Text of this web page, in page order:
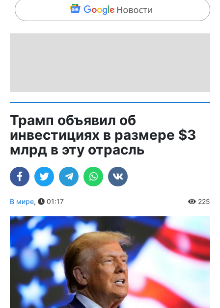
Трамп объявил об
инвестициях в размере $3
млрд в эту отрасль
В мире, 01:17 225